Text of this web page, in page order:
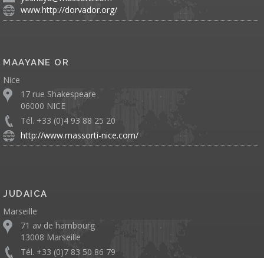
www.http://dorvador.org/
MAAYANE OR
Nice
17 rue Shakespeare
06000 NICE
Tél. +33 (0)4 93 88 25 20
http://www.massorti-nice.com/
JUDAICA
Marseille
71 av de hambourg
13008 Marseille
Tél. +33 (0)7 83 50 86 79